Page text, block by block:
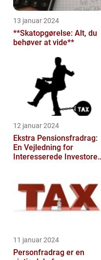
13 januar 2024
**Skatopgørelse: Alt, du
behøver at vide**
12 januar 2024
Ekstra Pensionsfradrag:
En Vejledning for
Interesserede Investorer
11 januar 2024
Personfradrag er en